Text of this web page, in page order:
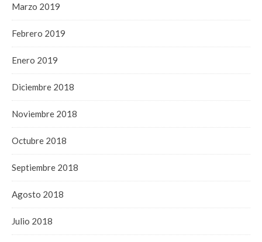
Marzo 2019
Febrero 2019
Enero 2019
Diciembre 2018
Noviembre 2018
Octubre 2018
Septiembre 2018
Agosto 2018
Julio 2018